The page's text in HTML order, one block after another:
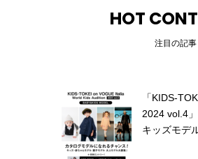
HOT
注目の記事
「KIDS-
2024 vol.4
キッズモデ